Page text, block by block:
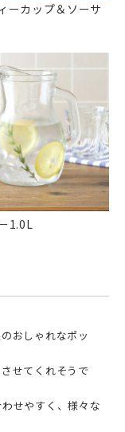
ーカップ＆ソーサ
1.0L
おしゃれなポッ
せてくれそうで
せやすく、様々な